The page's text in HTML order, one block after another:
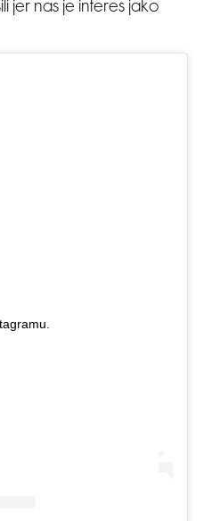
jer nas je interes jako